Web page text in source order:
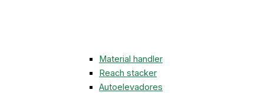
Material handler
Reach stacker
Autoelevadores